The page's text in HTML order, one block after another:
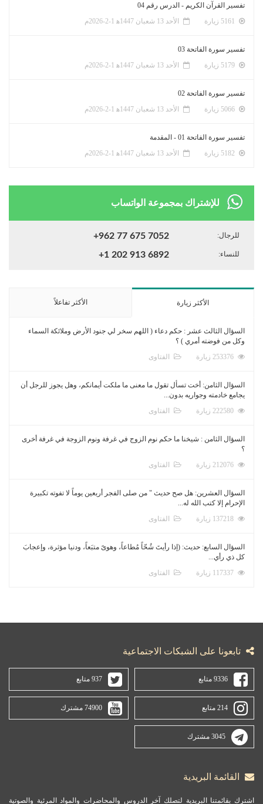
تفسير القرآن الكريم - الدرس رقم 04
الأحد 13 شعبان 1447ﻫ 1-2-2026م
تفسير سورة الفاتحة 03
الأحد 13 شعبان 1447ﻫ 1-2-2026م
تفسير سورة الفاتحة 02
الأحد 13 شعبان 1447ﻫ 1-2-2026م
تفسير سورة الفاتحة 01 - المقدمة
الأحد 13 شعبان 1447ﻫ 1-2-2026م
للإشتراك بمجموعة الواتساب
للرجال: +962 77 675 7052
للنساء: +1 202 913 6892
الأكثر زيارة الأكثر تفاعلاً
السؤال الثالث عشر : حكم دعاء ( اللهم سخر لي جنود الأرض وملائكة السماء
وكل من فوضته أمري ) ؟
الفتاوى
السؤال الثامن: أخت تسأل تقول ما معنى ما ملكت أيمانكم، وهل يجوز للرجل أن
يجامع خادمته وجواريه بدون...
الفتاوى
السؤال الثامن : شيخنا ما حكم نوم الزوج في غرفة ونوم الزوجة في غرفة أخرى
؟
الفتاوى
السؤال العشرين: هل صح حديث " من صلى الفجر أربعين يوماً لا تفوته تكبيرة
الإحرام إلا كتب الله له...
الفتاوى
السؤال السابع: حديث: (إذا رأيتَ شُحّاً مُطاعاً، وهوىً متبَعاً، ودنيا مؤثرة، وإعجابَ
كل ذي رأي...
الفتاوى
تابعونا على الشبكات الاجتماعية
9336 متابع 937 متابع
214 متابع 74900 مشترك
3045 مشترك
القائمة البريدية
اشترك بقائمتنا البريدية لتصلك آخر الدروس والمحاضرات والمواد المرئية والصوتية